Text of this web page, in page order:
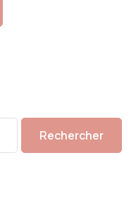
Rechercher